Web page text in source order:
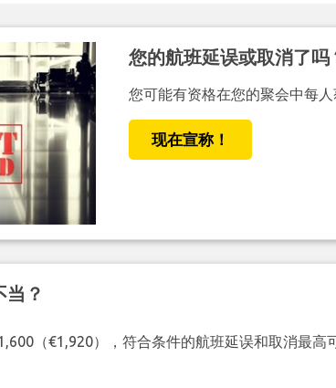
您的航班延误或取消了吗
您可能有资格在您的聚会中每人
现在宣称！
当？
（€1,920），符合条件的航班延误和取消最高